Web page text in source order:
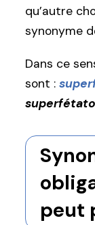
qu’autre
synonyme
Dans ce
sont :
peut